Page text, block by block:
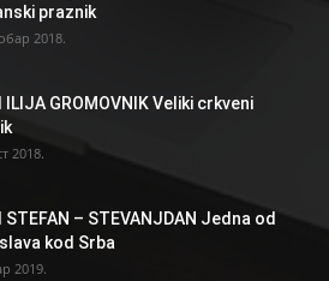
praznik
2018.
ILIJA GROMOVNIK Veliki crkveni
2018.
STEFAN – STEVANJDAN Jedna od
kod Srba
2019.